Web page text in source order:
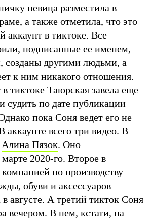
певица разместила в
а также отметила, что это
аккаунт в тиктоке. Все
подписанные ее именем,
созданы другими людьми, а
к ним никакого отношения.
в тиктоке Таюрская завела еще
судить по дате публикации
пока Соня ведет его не
аккаунте всего три видео. В
Алина Пязок. Оно
2020-го. Второе в
по производству
обуви и аксессуаров
августе. А третий тикток Соня
вечером. В нем, кстати, на